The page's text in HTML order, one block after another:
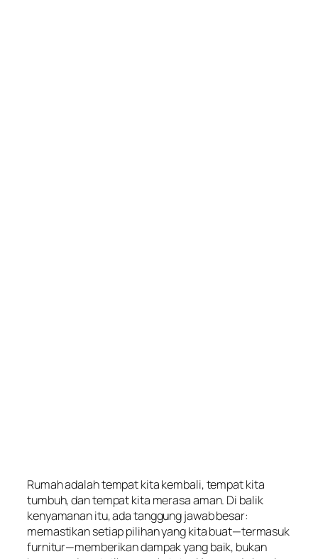
Rumah adalah tempat kita kembali, tempat kita
tumbuh, dan tempat kita merasa aman. Di balik
kenyamanan itu, ada tanggung jawab besar:
memastikan setiap pilihan yang kita buat—termasuk
furnitur—memberikan dampak yang baik, bukan